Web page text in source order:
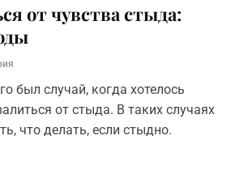
от чувства стыда:
был случай, когда хотелось
от стыда. В таких случаях
что делать, если стыдно.